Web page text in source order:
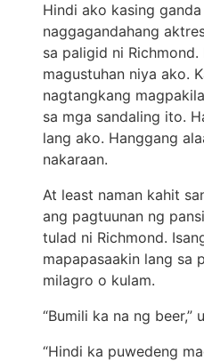
Hindi ako kasing
naggagandahang
sa paligid ni
magustuhan niya ako.
nagtangkang
sa mga sandaling ito.
lang ako. Hanggang
nakaraan.
At least naman kahit
ang pagtuunan ng
tulad ni Richmond.
mapapasaakin lang sa
milagro o kulam.
“Bumili ka na ng beer,”
“Hindi ka puwedeng